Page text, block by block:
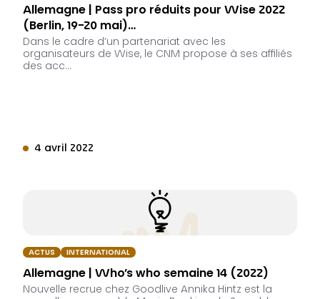
Allemagne | Pass pro réduits pour Wise 2022
(Berlin, 19-20 mai)…
Dans le cadre d’un partenariat avec les
organisateurs de Wise, le CNM propose à ses affiliés
des acc…
4 avril 2022
ACTUS INTERNATIONAL
Allemagne | Who’s who semaine 14 (2022)
Nouvelle recrue chez Goodlive Annika Hintz est la